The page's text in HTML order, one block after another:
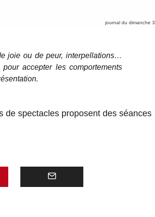
journal du dimanche 3
joie ou de peur, interpellations…
accepter les comportements
spectacles proposent des séances